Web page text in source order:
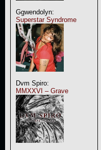
Ggwendolyn:
Superstar Syndrome
Dvm Spiro:
MMXXVI – Grave